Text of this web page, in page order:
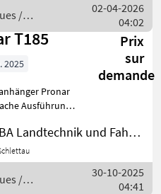
Warn
/
02-04-2026
04:02
T185
Prix
sur
demande
2025
Pronar
Ausführung
auf
/
ARNEUBA Landtechnik und Fahrzeuge GmbH Vertrieb und Service
/
30-10-2025
04:41